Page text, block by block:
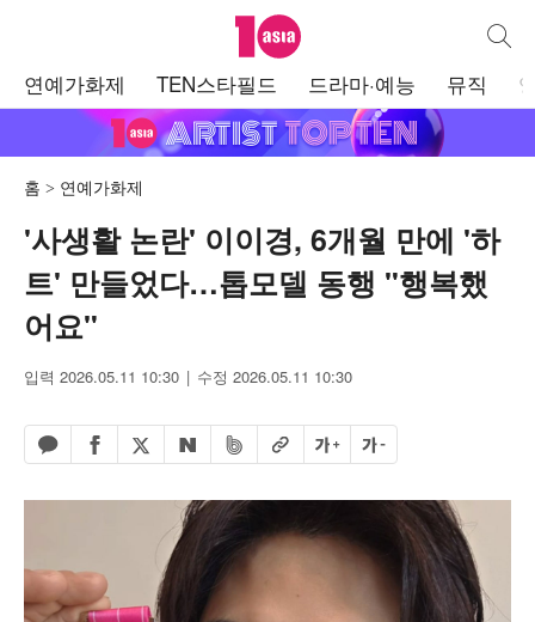
텐아시아 통합
연예가화제 TEN스타필드 드라마·예능 뮤직
홈 연예가화제
'사생활 논란' 이이경, 6개월 만에 '하
트' 만들었다…톱모델 동행 "행복했
어요"
입력 2026.05.11 10:30 수정 2026.05.11 10:30
카카오톡 공유하기
페이스북 공유하기
엑스 공유하기
네이버 공유하기
밴드 공유하기
URL복사글자 크게글자 작게